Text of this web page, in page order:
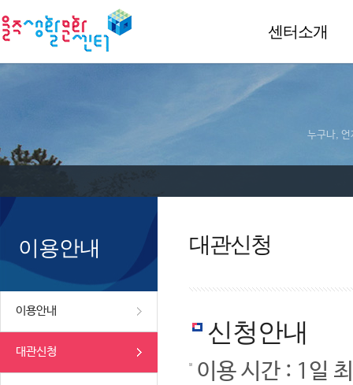
센터소개
누구나, 언
이용안내
이용안내
대관신청
대관신청
신청안내
이용 시간 : 1일